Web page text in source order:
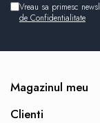
Vreau sa primesc
de Confidentialitate
Magazinul meu
Clienti